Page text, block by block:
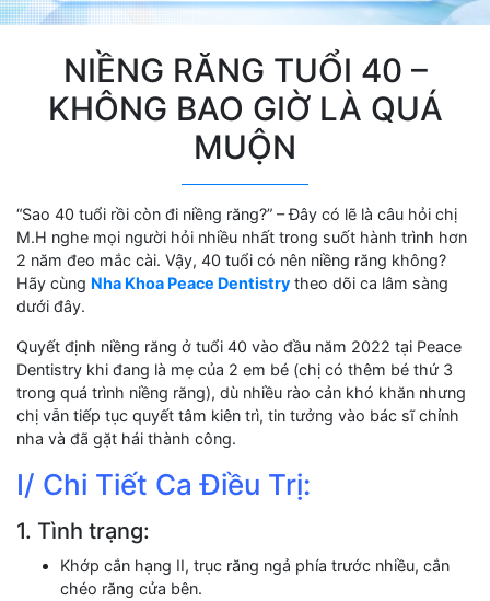
NIỀNG RĂNG TUỔI 40 –
KHÔNG BAO GIỜ LÀ QUÁ
MUỘN
“Sao 40 tuổi rồi còn đi niềng răng?” – Đây có lẽ là câu hỏi chị
M.H nghe mọi người hỏi nhiều nhất trong suốt hành trình hơn
2 năm đeo mắc cài. Vậy, 40 tuổi có nên niềng răng không?
Hãy cùng Nha Khoa Peace Dentistry theo dõi ca lâm sàng
dưới đây.
Quyết định niềng răng ở tuổi 40 vào đầu năm 2022 tại Peace
Dentistry khi đang là mẹ của 2 em bé (chị có thêm bé thứ 3
trong quá trình niềng răng), dù nhiều rào cản khó khăn nhưng
chị vẫn tiếp tục quyết tâm kiên trì, tin tưởng vào bác sĩ chỉnh
nha và đã gặt hái thành công.
I/ Chi Tiết Ca Điều Trị:
1. Tình trạng:
Khớp cắn hạng II, trục răng ngả phía trước nhiều, cắn
chéo răng cửa bên.